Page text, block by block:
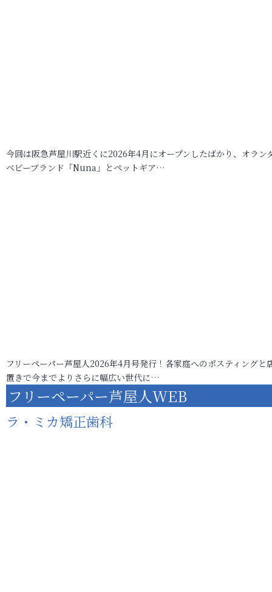
今回は阪急芦屋川駅近くに2026年4月にオープンしたばかり、オラン
ベビーブランド「Nuna」とペットギア…
フリーペーパー芦屋人2026年4月号発行！各家庭へのポスティングと
置きで今までよりさらに幅広い世代に…
フリーペーパー芦屋人WEB
ラ・ミカ矯正歯科